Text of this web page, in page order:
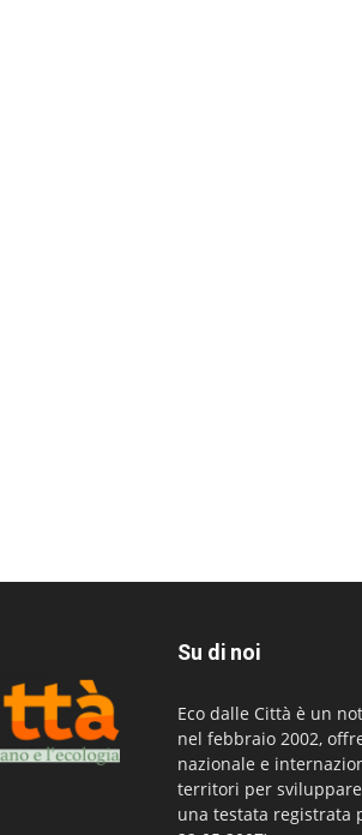
Su di noi
Eco dalle Città è un
nel febbraio 2002,
nazionale e
territori per
una testata registrata